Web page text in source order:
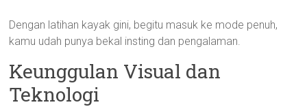
Dengan latihan kayak gini, begitu masuk ke mode penuh,
kamu udah punya bekal insting dan pengalaman.
Keunggulan Visual dan
Teknologi